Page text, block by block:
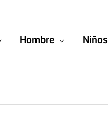
Hombre Niños